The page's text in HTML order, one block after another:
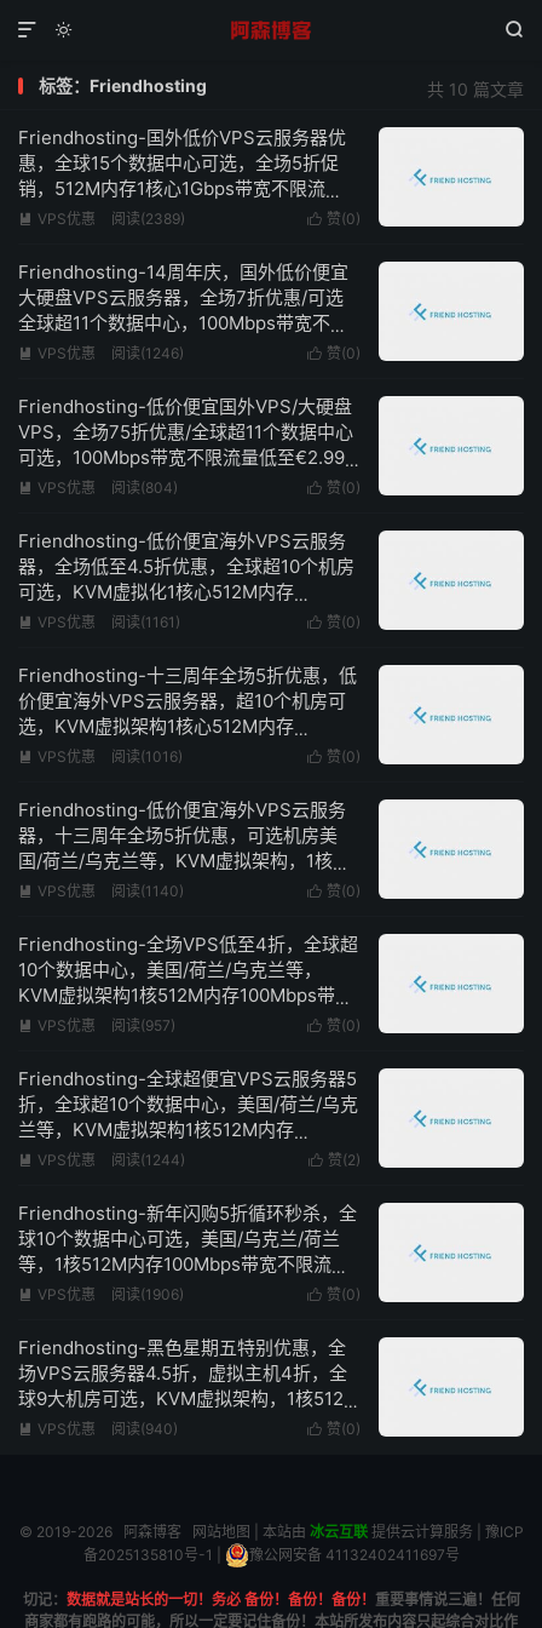
 

共 10 篇文章
标签：Friendhosting
Friendhosting-国外低价VPS云服务器优
惠，全球15个数据中心可选，全场5折促
销，512M内存1核心1Gbps带宽不限流
量，低至€1.74/月
 赞(0)
 VPS优惠 阅读(2389)
Friendhosting-14周年庆，国外低价便宜
大硬盘VPS云服务器，全场7折优惠/可选
全球超11个数据中心，100Mbps带宽不限
流量低至€2/月
 赞(0)
 VPS优惠 阅读(1246)
Friendhosting-低价便宜国外VPS/大硬盘
VPS，全场75折优惠/全球超11个数据中心
可选，100Mbps带宽不限流量低至€2.99/
月
 赞(0)
 VPS优惠 阅读(804)
Friendhosting-低价便宜海外VPS云服务
器，全场低至4.5折优惠，全球超10个机房
可选，KVM虚拟化1核心512M内存
100Mbps带宽不限流量低至8欧元/半年
 赞(0)
 VPS优惠 阅读(1161)
Friendhosting-十三周年全场5折优惠，低
价便宜海外VPS云服务器，超10个机房可
选，KVM虚拟架构1核心512M内存
100Mbps带宽不限流量低至16欧元/年
 赞(0)
 VPS优惠 阅读(1016)
Friendhosting-低价便宜海外VPS云服务
器，十三周年全场5折优惠，可选机房美
国/荷兰/乌克兰等，KVM虚拟架构，1核心
512M内存100Mbps带宽不限流量低至16欧
 赞(0)
 VPS优惠 阅读(1140)
Friendhosting-全场VPS低至4折，全球超
10个数据中心，美国/荷兰/乌克兰等，
KVM虚拟架构1核512M内存100Mbps带宽
不限流量低至2.99欧元/月
 赞(0)
 VPS优惠 阅读(957)
Friendhosting-全球超便宜VPS云服务器5
折，全球超10个数据中心，美国/荷兰/乌克
兰等，KVM虚拟架构1核512M内存
100Mbps带宽不限流量16欧元/年
 赞(2)
 VPS优惠 阅读(1244)
Friendhosting-新年闪购5折循环秒杀，全
球10个数据中心可选，美国/乌克兰/荷兰
等，1核512M内存100Mbps带宽不限流量
低至$16年
 赞(0)
 VPS优惠 阅读(1906)
Friendhosting-黑色星期五特别优惠，全
场VPS云服务器4.5折，虚拟主机4折，全
球9大机房可选，KVM虚拟架构，1核512M
内存100Mbps带宽不限流量，1.3欧元/月
 赞(0)
 VPS优惠 阅读(940)
© 2019-2026 阿森博客 网站地图 | 本站由 冰云互联提供云计算服务 | 豫ICP
备2025135810号-1
豫公网安备 41132402411697号
切记： 数据就是站长的一切！务必 备份！备份！备份！ 重要事情说三遍！任何
商家都有跑路的可能，所以一定要记住备份！本站所发布内容只起综合对比作